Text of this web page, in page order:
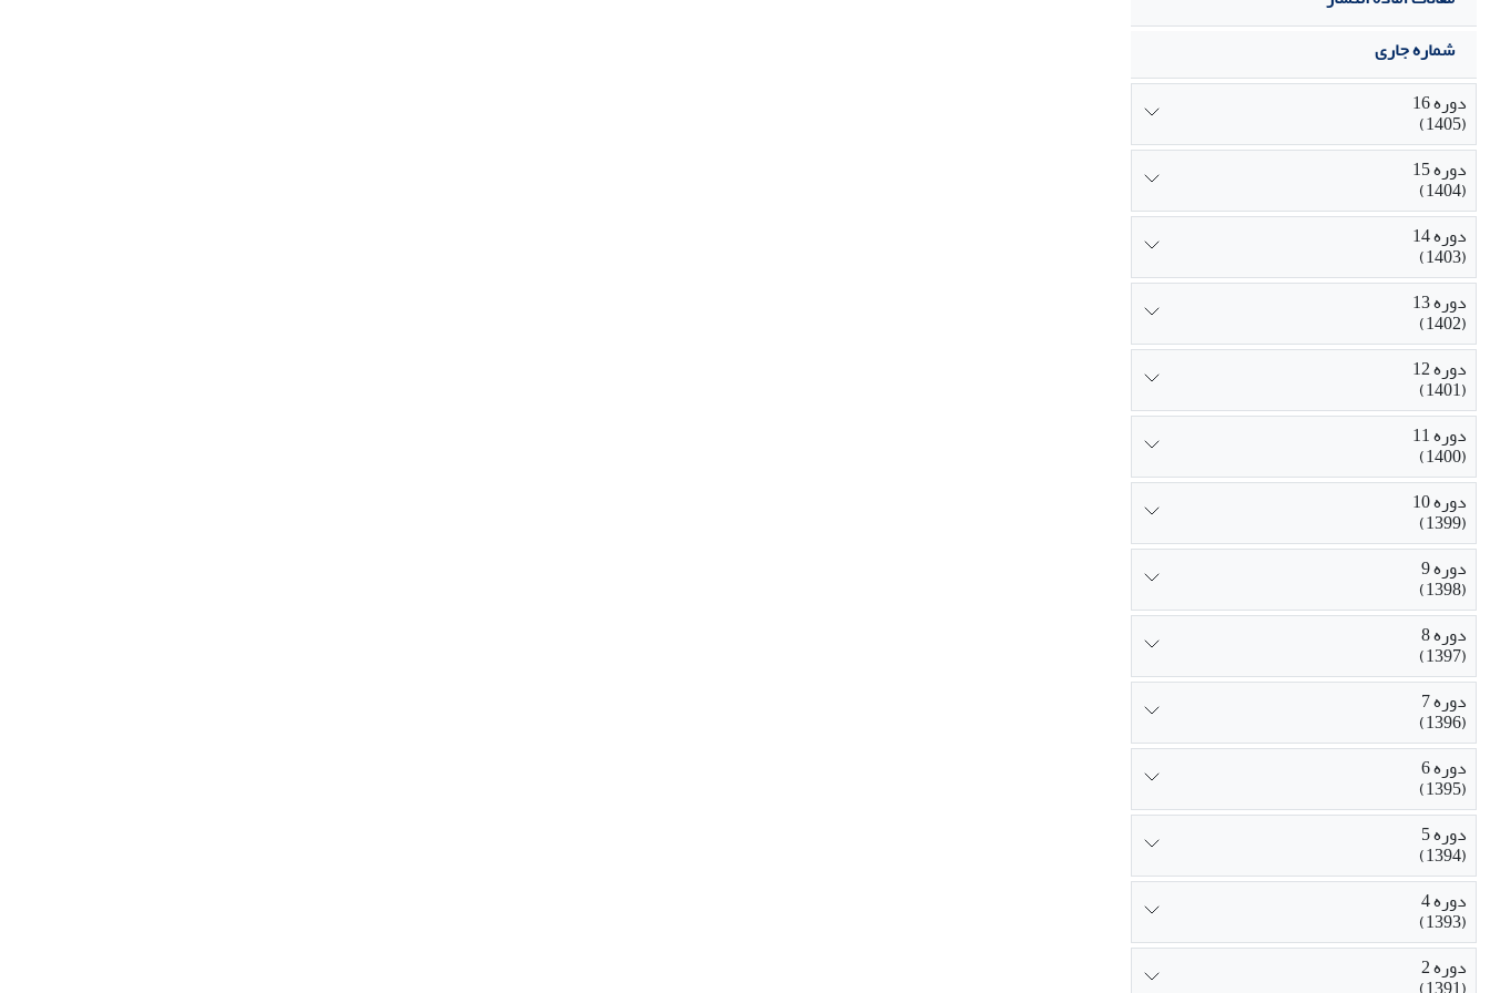
شماره جاری
دوره 16
(1405)
دوره 15
(1404)
دوره 14
(1403)
دوره 13
(1402)
دوره 12
(1401)
دوره 11
(1400)
دوره 10
(1399)
دوره 9
(1398)
دوره 8
(1397)
دوره 7
(1396)
دوره 6
(1395)
دوره 5
(1394)
دوره 4
(1393)
دوره 2